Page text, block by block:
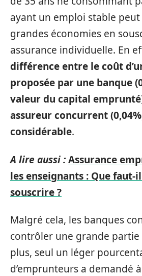
ayant un emploi stable
grandes économies en
assurance individuelle. En
différence entre le coût
proposée par une banque
valeur du capital
assureur concurrent
considérable.
A lire aussi :Assurance
les enseignants : Que faut-
souscrire ?
Malgré cela, les banques
contrôler une grande partie
plus, seul un léger
d’emprunteurs a demandé